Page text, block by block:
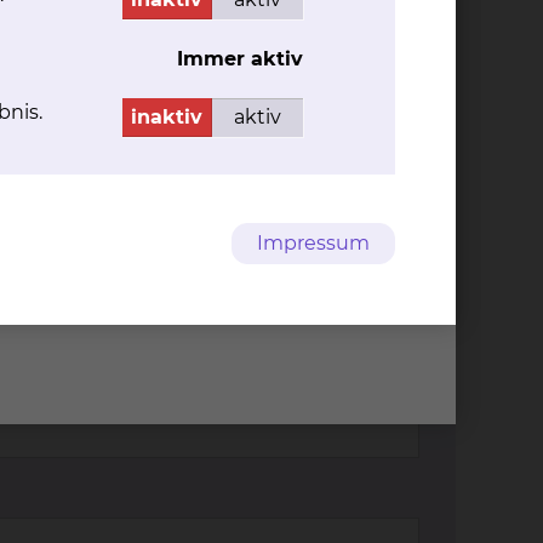
Immer aktiv
inaktiv aktiv
Impressum